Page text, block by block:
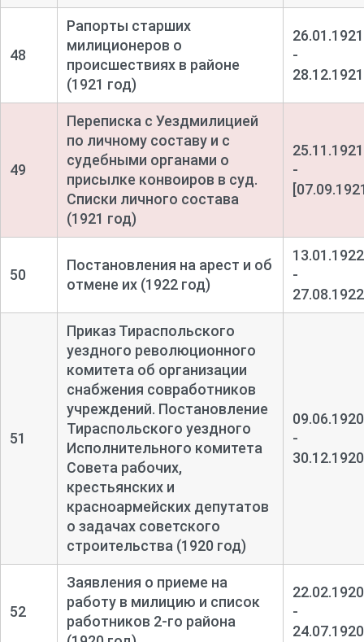
48
Рапорты старших
милиционеров о
происшествиях в районе
(1921 год)
26.01.1921
-
28.12.1921
49
Переписка с Уездмилицией
по личному составу и с
судебными органами о
присылке конвоиров в суд.
Списки личного состава
(1921 год)
25.11.1921
-
50
Постановления на арест и об
отмене их (1922 год)
13.01.1922
-
27.08.1922
51
Приказ Тираспольского
уездного революционного
комитета об организации
снабжения совработников
учреждений. Постановление
Тираспольского уездного
Исполнительного комитета
Совета рабочих,
крестьянских и
красноармейских депутатов
о задачах советского
строительства (1920 год)
09.06.1920
-
30.12.1920
52
Заявления о приеме на
работу в милицию и список
работников 2-го района
22.02.1920
-
24.07.1920